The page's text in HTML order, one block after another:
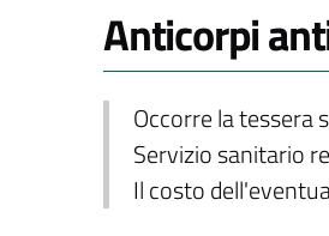
Anticorpi
Occorre la tessera
Servizio sanitario
Il costo